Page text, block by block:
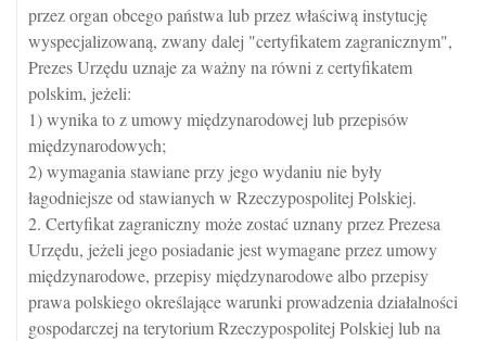
przez organ obcego państwa lub przez właściwą instytucję
wyspecjalizowaną, zwany dalej "certyfikatem zagranicznym",
Prezes Urzędu uznaje za ważny na równi z certyfikatem
polskim, jeżeli:
1) wynika to z umowy międzynarodowej lub przepisów
międzynarodowych;
2) wymagania stawiane przy jego wydaniu nie były
łagodniejsze od stawianych w Rzeczypospolitej Polskiej.
2. Certyfikat zagraniczny może zostać uznany przez Prezesa
Urzędu, jeżeli jego posiadanie jest wymagane przez umowy
międzynarodowe, przepisy międzynarodowe albo przepisy
prawa polskiego określające warunki prowadzenia działalności
gospodarczej na terytorium Rzeczypospolitej Polskiej lub na